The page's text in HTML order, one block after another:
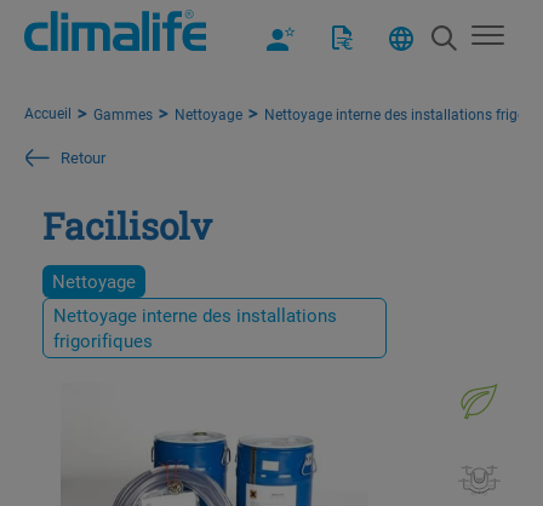
Accueil Gammes Nettoyage Nettoyage interne des installations
Retour
Facilisolv
Nettoyage
Nettoyage interne des installations
frigorifiques